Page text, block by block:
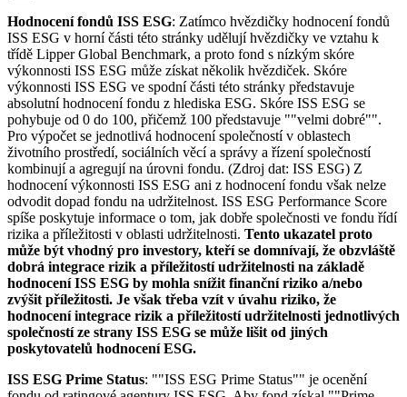
Hodnocení fondů ISS ESG: Zatímco hvězdičky hodnocení fondů
ISS ESG v horní části této stránky udělují hvězdičky ve vztahu k
třídě Lipper Global Benchmark, a proto fond s nízkým skóre
výkonnosti ISS ESG může získat několik hvězdiček. Skóre
výkonnosti ISS ESG ve spodní části této stránky představuje
absolutní hodnocení fondu z hlediska ESG. Skóre ISS ESG se
pohybuje od 0 do 100, přičemž 100 představuje ""velmi dobré"".
Pro výpočet se jednotlivá hodnocení společností v oblastech
životního prostředí, sociálních věcí a správy a řízení společností
kombinují a agregují na úrovni fondu. (Zdroj dat: ISS ESG) Z
hodnocení výkonnosti ISS ESG ani z hodnocení fondu však nelze
odvodit dopad fondu na udržitelnost. ISS ESG Performance Score
spíše poskytuje informace o tom, jak dobře společnosti ve fondu řídí
rizika a příležitosti v oblasti udržitelnosti. Tento ukazatel proto
může být vhodný pro investory, kteří se domnívají, že obzvláště
dobrá integrace rizik a příležitostí udržitelnosti na základě
hodnocení ISS ESG by mohla snížit finanční riziko a/nebo
zvýšit příležitosti. Je však třeba vzít v úvahu riziko, že
hodnocení integrace rizik a příležitostí udržitelnosti jednotlivých
společností ze strany ISS ESG se může lišit od jiných
poskytovatelů hodnocení ESG.
ISS ESG Prime Status: ""ISS ESG Prime Status"" je ocenění